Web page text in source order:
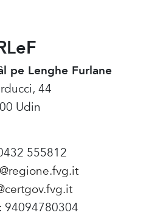
pe Lenghe Furlane
44
Udin
555812
94094780304